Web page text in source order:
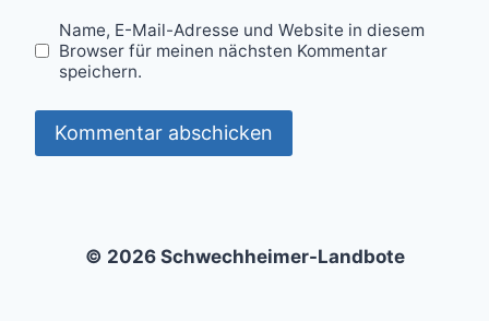
Name, E-Mail-Adresse und Website in diesem
Browser für meinen nächsten Kommentar
speichern.
© 2026 Schwechheimer-Landbote